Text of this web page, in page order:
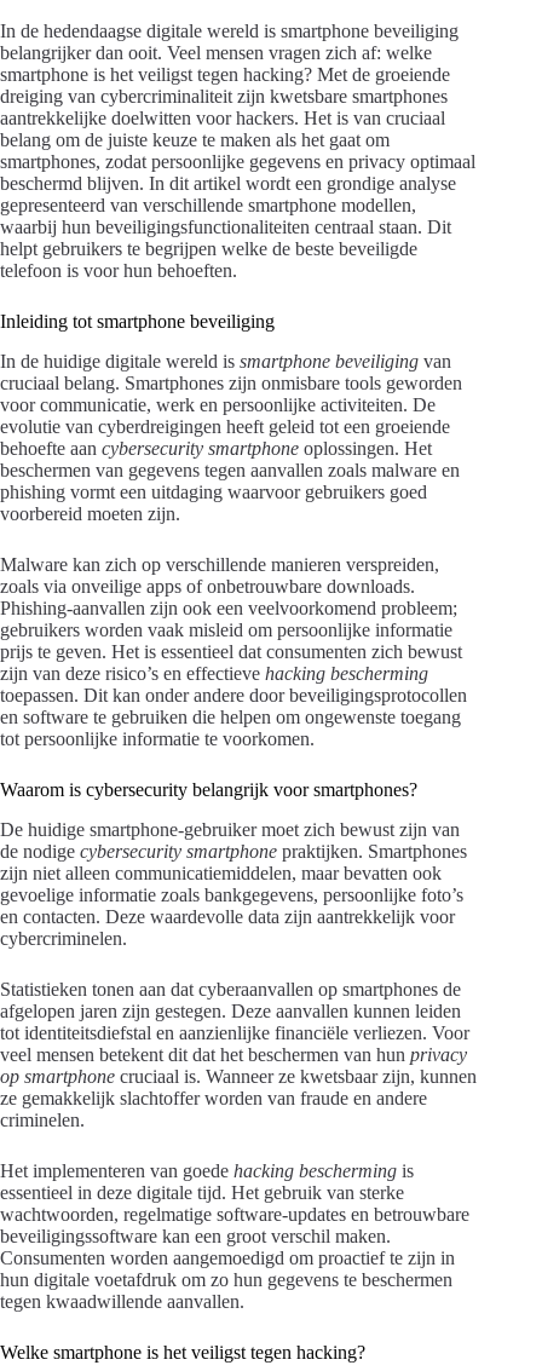
In de hedendaagse digitale wereld is smartphone beveiliging
belangrijker dan ooit. Veel mensen vragen zich af: welke
smartphone is het veiligst tegen hacking? Met de groeiende
dreiging van cybercriminaliteit zijn kwetsbare smartphones
aantrekkelijke doelwitten voor hackers. Het is van cruciaal
belang om de juiste keuze te maken als het gaat om
smartphones, zodat persoonlijke gegevens en privacy optimaal
beschermd blijven. In dit artikel wordt een grondige analyse
gepresenteerd van verschillende smartphone modellen,
waarbij hun beveiligingsfunctionaliteiten centraal staan. Dit
helpt gebruikers te begrijpen welke de beste beveiligde
telefoon is voor hun behoeften.
Inleiding tot smartphone beveiliging
In de huidige digitale wereld is smartphone beveiliging van
cruciaal belang. Smartphones zijn onmisbare tools geworden
voor communicatie, werk en persoonlijke activiteiten. De
evolutie van cyberdreigingen heeft geleid tot een groeiende
behoefte aan cybersecurity smartphone oplossingen. Het
beschermen van gegevens tegen aanvallen zoals malware en
phishing vormt een uitdaging waarvoor gebruikers goed
voorbereid moeten zijn.
Malware kan zich op verschillende manieren verspreiden,
zoals via onveilige apps of onbetrouwbare downloads.
Phishing-aanvallen zijn ook een veelvoorkomend probleem;
gebruikers worden vaak misleid om persoonlijke informatie
prijs te geven. Het is essentieel dat consumenten zich bewust
zijn van deze risico’s en effectieve hacking bescherming
toepassen. Dit kan onder andere door beveiligingsprotocollen
en software te gebruiken die helpen om ongewenste toegang
tot persoonlijke informatie te voorkomen.
Waarom is cybersecurity belangrijk voor smartphones?
De huidige smartphone-gebruiker moet zich bewust zijn van
de nodige cybersecurity smartphone praktijken. Smartphones
zijn niet alleen communicatiemiddelen, maar bevatten ook
gevoelige informatie zoals bankgegevens, persoonlijke foto’s
en contacten. Deze waardevolle data zijn aantrekkelijk voor
cybercriminelen.
Statistieken tonen aan dat cyberaanvallen op smartphones de
afgelopen jaren zijn gestegen. Deze aanvallen kunnen leiden
tot identiteitsdiefstal en aanzienlijke financiële verliezen. Voor
veel mensen betekent dit dat het beschermen van hun privacy
op smartphone cruciaal is. Wanneer ze kwetsbaar zijn, kunnen
ze gemakkelijk slachtoffer worden van fraude en andere
criminelen.
Het implementeren van goede hacking bescherming is
essentieel in deze digitale tijd. Het gebruik van sterke
wachtwoorden, regelmatige software-updates en betrouwbare
beveiligingssoftware kan een groot verschil maken.
Consumenten worden aangemoedigd om proactief te zijn in
hun digitale voetafdruk om zo hun gegevens te beschermen
tegen kwaadwillende aanvallen.
Welke smartphone is het veiligst tegen hacking?